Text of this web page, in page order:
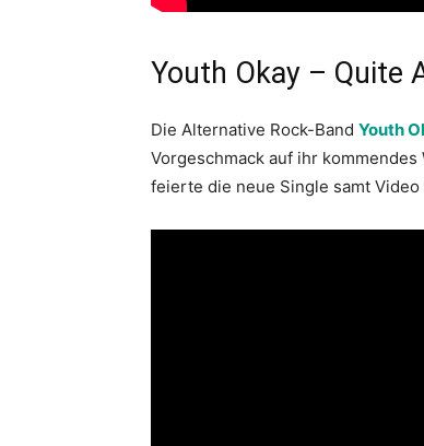
Youth Okay – Quite
Die Alternative Rock-Band Youth
Vorgeschmack auf ihr kommendes
feierte die neue Single samt